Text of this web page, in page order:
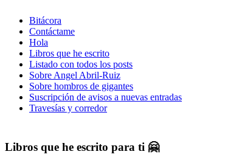
Bitácora
Contáctame
Hola
Libros que he escrito
Listado con todos los posts
Sobre Angel Abril-Ruiz
Sobre hombros de gigantes
Suscripción de avisos a nuevas entradas
Travesías y corredor
Libros que he escrito para ti 🤗